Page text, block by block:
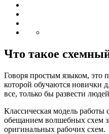
Что такое
Говоря простым языком, это
которой обучаются новички
все, только бы развести
Классическая модель
обещанием волшебных схем
оригинальных рабочих схем.